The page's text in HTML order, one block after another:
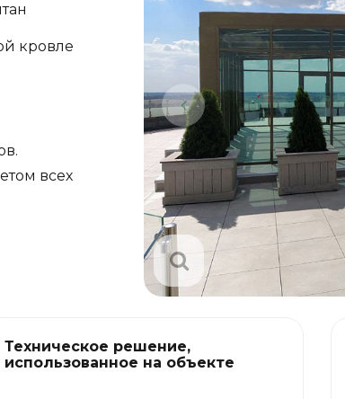
кровле
всех
Техническое решение,
использованное на объекте